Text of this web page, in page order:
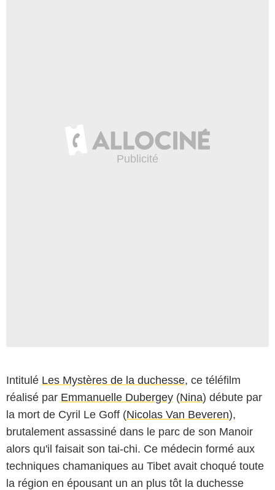
Intitulé Les Mystères de la duchesse, ce téléfilm
réalisé par Emmanuelle Dubergey (Nina) débute par
la mort de Cyril Le Goff (Nicolas Van Beveren),
brutalement assassiné dans le parc de son Manoir
alors qu'il faisait son tai-chi. Ce médecin formé aux
techniques chamaniques au Tibet avait choqué toute
la région en épousant un an plus tôt la duchesse